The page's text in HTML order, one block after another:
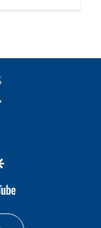
google
youtube-